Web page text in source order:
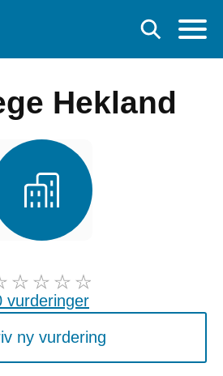
Hekland
vurderinger
ny vurdering